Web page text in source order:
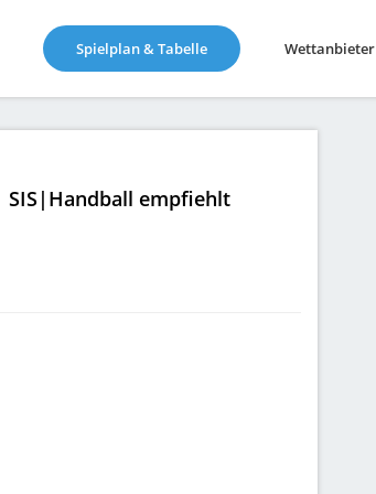
Spielplan & Tabelle(current) Wettanbieter
SIS|Handball empfiehlt